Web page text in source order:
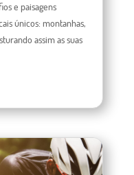
e paisagens
únicos: montanhas,
assim as suas